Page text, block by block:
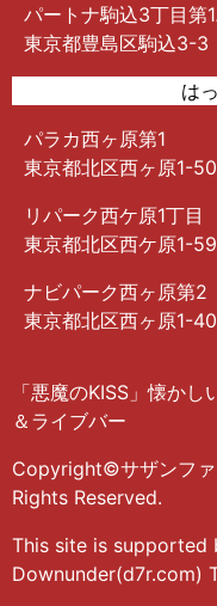
パートナ駒込3丁目第
東京都豊島区駒込3-3
は
パラカ西ヶ原第1
東京都北区西ヶ原1-
リパーク西ケ原1丁目
東京都北区西ケ原1-
ナビパーク西ヶ原第2
東京都北区西ヶ原1-40
「悪魔のKISS」懐か
＆ライブバー
Copyright©サザンファ
Rights Reserved.
This site is supported
Downunder(d7r.com)